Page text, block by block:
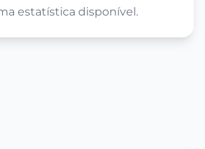
estatística disponível.